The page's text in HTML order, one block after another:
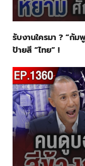
รับงานใครมา ? “กั
ป้ายสี “ไทย” !